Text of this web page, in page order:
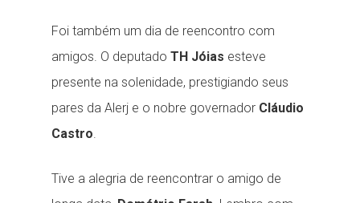
Foi também um dia de reencontro com
amigos. O deputado TH Jóias esteve
presente na solenidade, prestigiando seus
pares da Alerj e o nobre governador Cláudio
Castro.
Tive a alegria de reencontrar o amigo de